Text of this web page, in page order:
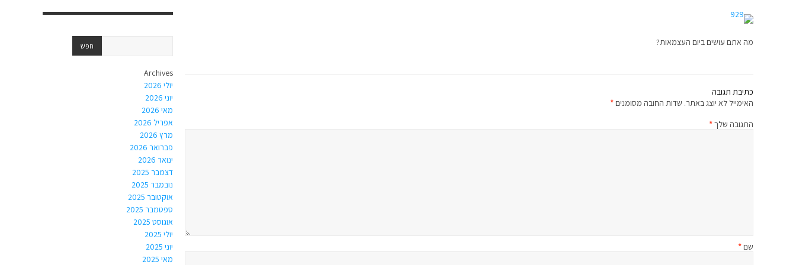
מה אתם עושים ביום העצמאות?
כתיבת תגובה
האימייל לא יוצג באתר. שדות החובה מסומנים*
התגובה שלך*
שם*
Archives
יולי 2026
יוני 2026
מאי 2026
אפריל 2026
מרץ 2026
פברואר 2026
ינואר 2026
דצמבר 2025
נובמבר 2025
אוקטובר 2025
ספטמבר 2025
אוגוסט 2025
יולי 2025
יוני 2025
מאי 2025